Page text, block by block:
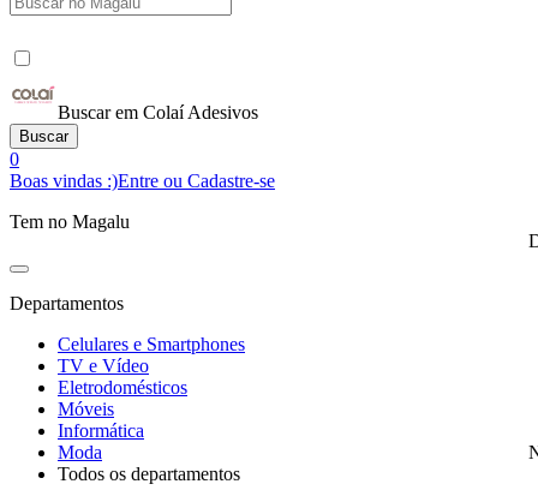
Buscar em Colaí Adesivos
Buscar
0
Boas vindas :)Entre ou Cadastre-se
Tem no Magalu
Departamentos
Celulares e Smartphones
TV e Vídeo
Eletrodomésticos
Móveis
Informática
Moda
Todos os departamentos